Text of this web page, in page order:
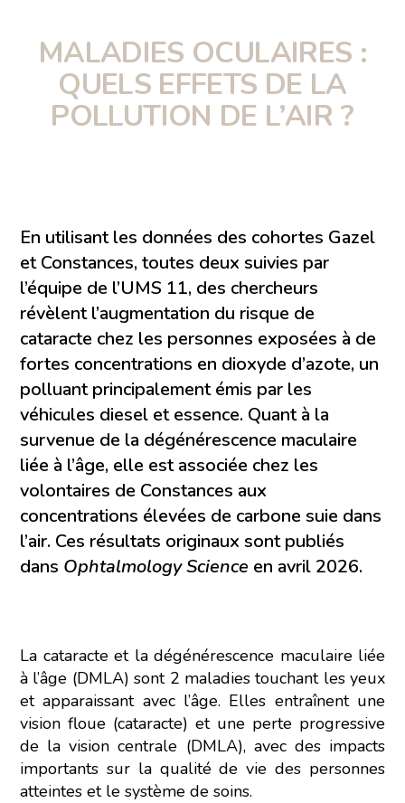
MALADIES OCULAIRES :
QUELS EFFETS DE LA
POLLUTION DE L’AIR ?
En utilisant les données des cohortes Gazel
et Constances, toutes deux suivies par
l’équipe de l’UMS 11, des chercheurs
révèlent l’augmentation du risque de
cataracte chez les personnes exposées à de
fortes concentrations en dioxyde d’azote, un
polluant principalement émis par les
véhicules diesel et essence. Quant à la
survenue de la dégénérescence maculaire
liée à l’âge, elle est associée chez les
volontaires de Constances aux
concentrations élevées de carbone suie dans
l’air. Ces résultats originaux sont publiés
dans Ophtalmology Science en avril 2026.
La cataracte et la dégénérescence maculaire liée
à l’âge (DMLA) sont 2 maladies touchant les yeux
et apparaissant avec l’âge. Elles entraînent une
vision floue (cataracte) et une perte progressive
de la vision centrale (DMLA), avec des impacts
importants sur la qualité de vie des personnes
atteintes et le système de soins.